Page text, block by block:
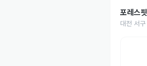
포레스
대전 서